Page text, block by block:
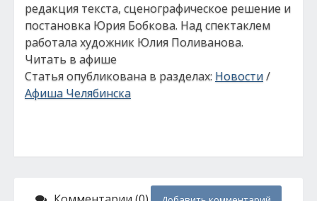
редакция текста, сценографическое решение и
постановка Юрия Бобкова. Над спектаклем
работала художник Юлия Поливанова.
Читать в афише
Статья опубликована в разделах: Новости/
Афиша Челябинска